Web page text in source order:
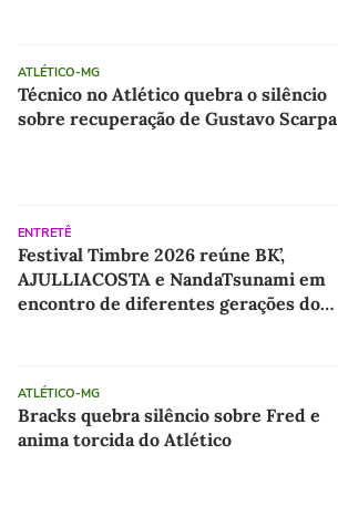
ATLÉTICO-MG
Técnico no Atlético quebra o silêncio
sobre recuperação de Gustavo Scarpa
ENTRETÊ
Festival Timbre 2026 reúne BK’,
AJULLIACOSTA e NandaTsunami em
encontro de diferentes gerações do
ATLÉTICO-MG
Bracks quebra silêncio sobre Fred e
anima torcida do Atlético